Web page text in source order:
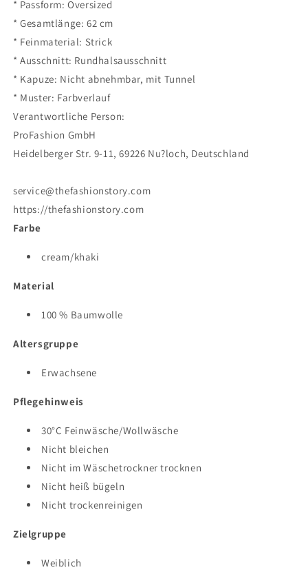
* Passform: Oversized
* Gesamtlänge: 62 cm
* Feinmaterial: Strick
* Ausschnitt: Rundhalsausschnitt
* Kapuze: Nicht abnehmbar, mit Tunnel
* Muster: Farbverlauf
Verantwortliche Person:
ProFashion GmbH
Heidelberger Str. 9-11, 69226 Nu?loch, Deutschland
service@thefashionstory.com
https://thefashionstory.com
Farbe
cream/khaki
Material
100 % Baumwolle
Altersgruppe
Erwachsene
Pflegehinweis
30°C Feinwäsche/Wollwäsche
Nicht bleichen
Nicht im Wäschetrockner trocknen
Nicht heiß bügeln
Nicht trockenreinigen
Zielgruppe
Weiblich